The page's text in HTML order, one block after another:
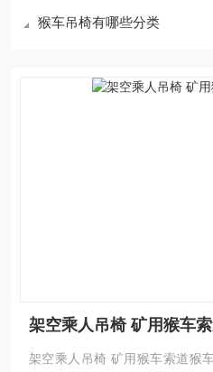
猴车吊椅有哪些分类
架空乘人吊椅 矿用猴车
架空乘人吊椅 矿用猴车索道猴车配件 抱索器一端由内卡和外